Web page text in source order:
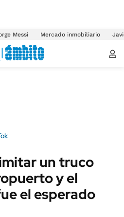
Messi Mercado inmobiliario
un truco
y el
el esperado